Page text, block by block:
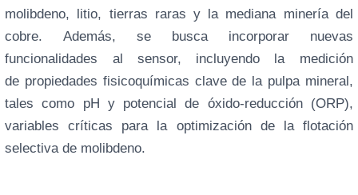
molibdeno, litio, tierras raras y la mediana minería del
cobre. Además, se busca incorporar nuevas
funcionalidades al sensor, incluyendo la medición
de propiedades fisicoquímicas clave de la pulpa mineral,
tales como pH y potencial de óxido-reducción (ORP),
variables críticas para la optimización de la flotación
selectiva de molibdeno.